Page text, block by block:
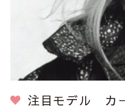
注目モデル カ